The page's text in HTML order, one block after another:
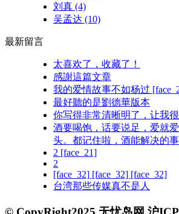
刘真 (4)
吴孟达 (10)
最新留言
太喜欢了，收藏了！
感謝這篇文章
我的爱情故事不如杨过
最好聽的是劉德華版本
你写得非常清晰明了，让我
酒要喝饱，话要说足，爱就
头。都记住啦，酒能解决的
2 [face_21]
2
[face_32] [face_32] [face_32]
台湾那些传媒真不是人